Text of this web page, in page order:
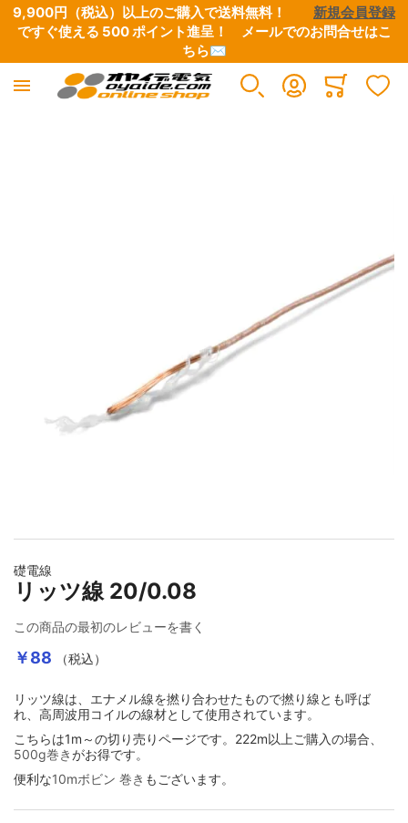
9,900円（税込）以上のご購入で送料無料！ 新規会員登録
ですぐ使える 500 ポイント進呈！ メールでのお問合せはこ
ちら✉
イメージギャラリーの最初に移動する
礎電線
リッツ線 20/0.08
この商品の最初のレビューを書く
￥88 （税込）
リッツ線は、エナメル線を撚り合わせたもので撚り線とも呼ば
れ、高周波用コイルの線材として使用されています。
こちらは1m～の切り売りページです。222m以上ご購入の場合、
500g巻きがお得です。
便利な10mボビン 巻き もございます。